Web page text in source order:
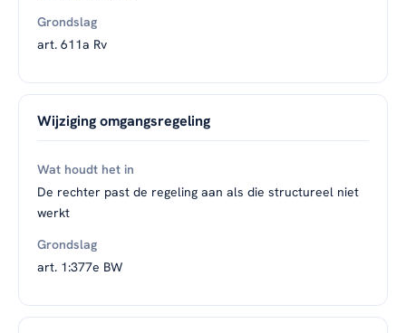
art. 611a Rv
Wijziging omgangsregeling
De rechter past de regeling aan als die structureel niet
werkt
art. 1:377e BW